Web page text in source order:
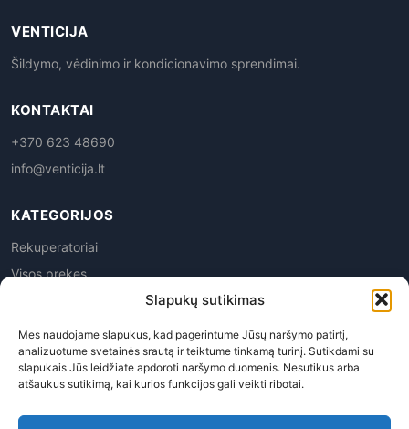
Slapukų sutikimas
Mes naudojame slapukus, kad pagerintume Jūsų naršymo patirtį,
analizuotume svetainės srautą ir teiktume tinkamą turinį. Sutikdami su
slapukais Jūs leidžiate apdoroti naršymo duomenis. Nesutikus arba
atšaukus sutikimą, kai kurios funkcijos gali veikti ribotai.
VENTICIJA
Šildymo, vėdinimo ir kondicionavimo sprendimai.
KONTAKTAI
+370 623 48690
info@venticija.lt
KATEGORIJOS
Rekuperatoriai
Visos prekes
Privatumo politika | Prekių grąžinimas | Pirkimo